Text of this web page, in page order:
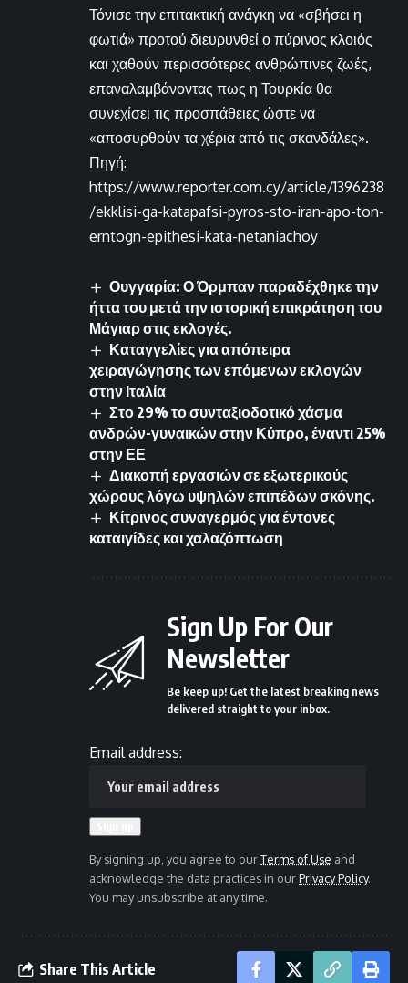
Τόνισε την επιτακτική ανάγκη να «σβήσει η
φωτιά» προτού διευρυνθεί ο πύρινος κλοιός
και χαθούν περισσότερες ανθρώπινες ζωές,
επαναλαμβάνοντας πως η Τουρκία θα
συνεχίσει τις προσπάθειες ώστε να
«αποσυρθούν τα χέρια από τις σκανδάλες».
Πηγή:
https://www.reporter.com.cy/article/1396238
/ekklisi-ga-katapafsi-pyros-sto-iran-apo-ton-
erntogn-epithesi-kata-netaniachoy
Ουγγαρία: Ο Όρμπαν παραδέχθηκε την
ήττα του μετά την ιστορική επικράτηση του
Μάγιαρ στις εκλογές.
Καταγγελίες για απόπειρα
χειραγώγησης των επόμενων εκλογών
στην Ιταλία
Στο 29% το συνταξιοδοτικό χάσμα
ανδρών-γυναικών στην Κύπρο, έναντι 25%
στην ΕΕ
Διακοπή εργασιών σε εξωτερικούς
χώρους λόγω υψηλών επιπέδων σκόνης.
Κίτρινος συναγερμός για έντονες
καταιγίδες και χαλαζόπτωση
Sign Up For Our
Newsletter
Be keep up! Get the latest breaking news
delivered straight to your inbox.
Email address:
By signing up, you agree to ourTerms of Use and
acknowledge the data practices in ourPrivacy Policy.
You may unsubscribe at any time.
Share This Article